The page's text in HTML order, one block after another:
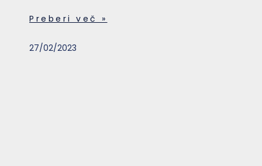
Preberi več »
27/02/2023